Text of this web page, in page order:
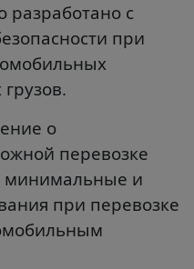
разработано с
при
о
перевозке
минимальные и
при перевозке